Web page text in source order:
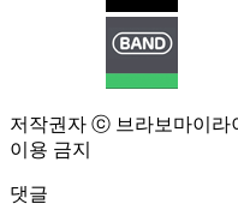
저작권자 ⓒ 브라보마이라
이용 금지
댓글